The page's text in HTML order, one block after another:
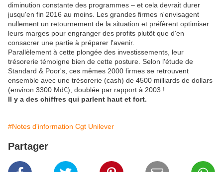
diminution constante des programmes – et cela devrait durer
jusqu'en fin 2016 au moins. Les grandes firmes n'envisagent
nullement un retournement de la situation et préfèrent optimiser
leurs marges pour engranger des profits plutôt que d'en
consacrer une partie à préparer l'avenir.
Parallèlement à cette plongée des investissements, leur
trésorerie témoigne bien de cette posture. Selon l'étude de
Standard & Poor's, ces mêmes 2000 firmes se retrouvent
ensemble avec une trésorerie (cash) de 4500 milliards de dollars
(environ 3300 Md€), doublée par rapport à 2003 !
Il y a des chiffres qui parlent haut et fort.
#Notes d'information Cgt Unilever
Partager